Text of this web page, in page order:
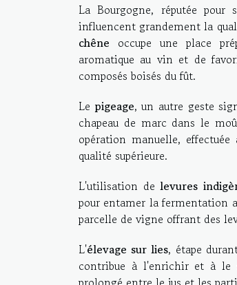
La Bourgogne, réputée
influencent grandement la
chêne occupe une place
aromatique au vin et de
composés boisés du fût.
Le pigeage, un autre geste
chapeau de marc dans le
opération manuelle,
qualité supérieure.
L'utilisation delevures
pour entamer la fermentation
parcelle de vigne offrant des
L'élevage sur lies, étape
contribue à l'enrichir et à le